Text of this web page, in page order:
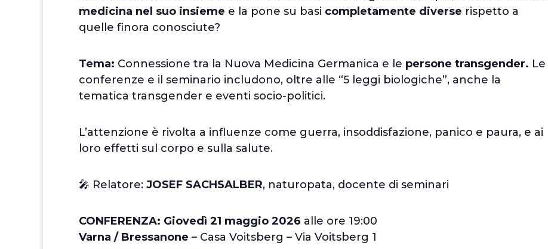
medicina nel suo insieme e la pone su basi completamente diverse rispetto a
quelle finora conosciute?
Tema: Connessione tra la Nuova Medicina Germanica e le persone transgender. Le
conferenze e il seminario includono, oltre alle “5 leggi biologiche”, anche la
tematica transgender e eventi socio-politici.
L’attenzione è rivolta a influenze come guerra, insoddisfazione, panico e paura, e ai
loro effetti sul corpo e sulla salute.
🎤 Relatore: JOSEF SACHSALBER, naturopata, docente di seminari
CONFERENZA: Giovedì 21 maggio 2026 alle ore 19:00
Varna / Bressanone – Casa Voitsberg – Via Voitsberg 1